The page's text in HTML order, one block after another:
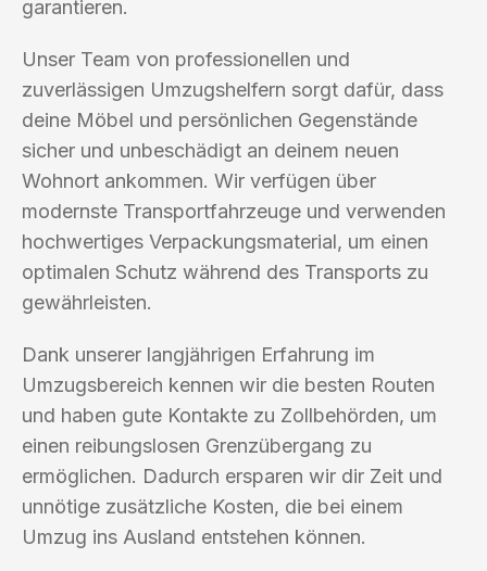
garantieren.
Unser Team von professionellen und
zuverlässigen Umzugshelfern sorgt dafür, dass
deine Möbel und persönlichen Gegenstände
sicher und unbeschädigt an deinem neuen
Wohnort ankommen. Wir verfügen über
modernste Transportfahrzeuge und verwenden
hochwertiges Verpackungsmaterial, um einen
optimalen Schutz während des Transports zu
gewährleisten.
Dank unserer langjährigen Erfahrung im
Umzugsbereich kennen wir die besten Routen
und haben gute Kontakte zu Zollbehörden, um
einen reibungslosen Grenzübergang zu
ermöglichen. Dadurch ersparen wir dir Zeit und
unnötige zusätzliche Kosten, die bei einem
Umzug ins Ausland entstehen können.